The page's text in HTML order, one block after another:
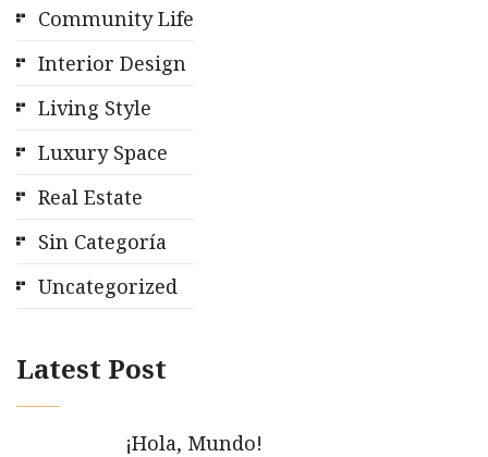
Community Life
Interior Design
Living Style
Luxury Space
Real Estate
Sin Categoría
Uncategorized
Latest Post
¡Hola, Mundo!